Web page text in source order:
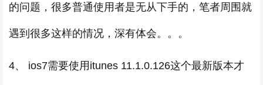
的问题，很多普通使用者是无从下手的，笔者周围就
遇到很多这样的情况，深有体会。。。
4、 ios7需要使用itunes 11.1.0.126这个最新版本才